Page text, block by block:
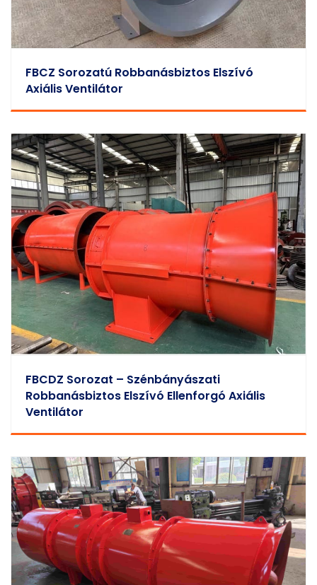
FBCZ Sorozatú Robbanásbiztos Elszívó
Axiális Ventilátor
FBCDZ Sorozat – Szénbányászati
Robbanásbiztos Elszívó Ellenforgó Axiális
Ventilátor